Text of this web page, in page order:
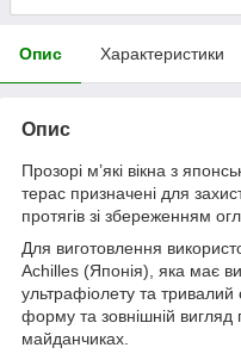
Опис Характеристики
Опис
Прозорі м’які вікна з
терас призначені для
протягів зі збереженням
Для виготовлення
Achilles (Японія), яка має
ультрафіолету та тривалий
форму та зовнішній вигляд
майданчиках.